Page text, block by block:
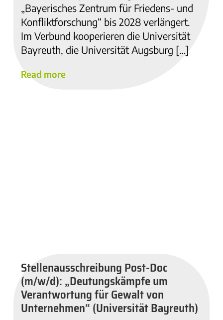
„Bayerisches Zentrum für Friedens- und
Konfliktforschung“ bis 2028 verlängert.
Im Verbund kooperieren die Universität
Bayreuth, die Universität Augsburg […]
Read more
Stellenausschreibung Post-Doc
(m/w/d): „Deutungskämpfe um
Verantwortung für Gewalt von
Unternehmen“ (Universität Bayreuth)